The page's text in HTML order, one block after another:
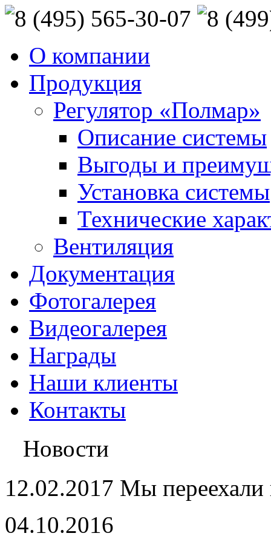
О компании
Продукция
Регулятор «Полмар»
Описание системы
Выгоды и
Установка системы
Технические
Вентиляция
Документация
Фотогалерея
Видеогалерея
Награды
Наши клиенты
Контакты
Новости
12.02.2017 Мы
04.10.2016